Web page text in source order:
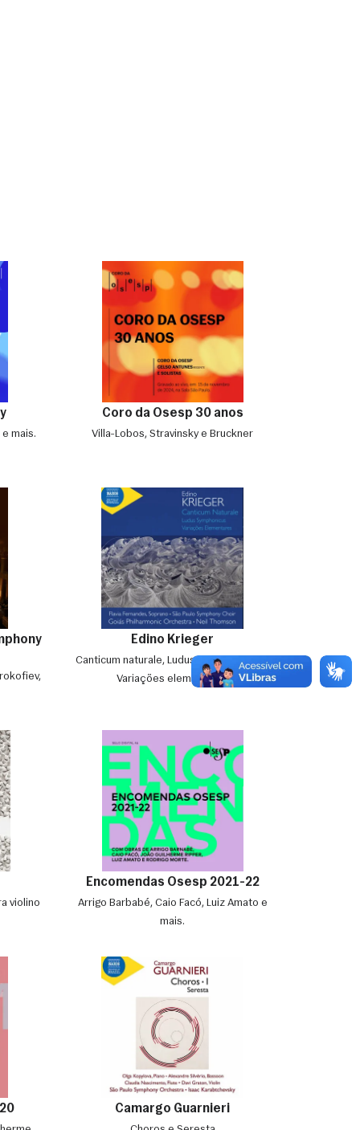
mais.
Coro da Osesp 30 anos
Villa-Lobos, Stravinsky e Bruckner
Edino Krieger
Canticum naturale, Ludus symphonicus &
Variações elementares
violino
Encomendas Osesp 2021-22
Arrigo Barbabé, Caio Facó, Luiz Amato e
mais.
Camargo Guarnieri